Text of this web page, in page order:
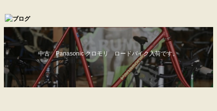
中古 Panasonic クロモリ ロードバイク入荷です。